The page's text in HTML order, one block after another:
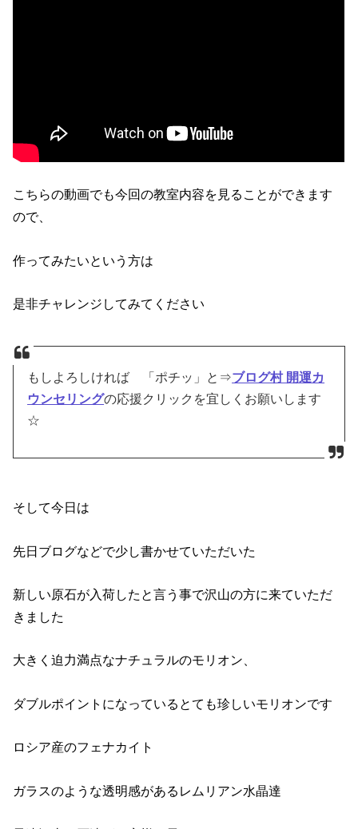
こちらの動画でも今回の教室内容を見ることができます
ので、
作ってみたいという方は
是非チャレンジしてみてください
もしよろしければ 「ポチッ」と⇒ブログ村 開運カ
ウンセリングの応援クリックを宜しくお願いします
☆
そして今日は
先日ブログなどで少し書かせていただいた
新しい原石が入荷したと言う事で沢山の方に来ていただ
きました
大きく迫力満点なナチュラルのモリオン、
ダブルポイントになっているとても珍しいモリオンです
ロシア産のフェナカイト
ガラスのような透明感があるレムリアン水晶達